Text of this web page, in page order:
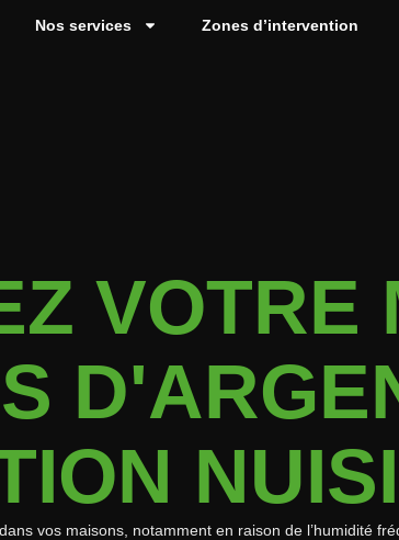
Nos services Zones d’intervention
VOTRE
vos maisons, notamment en raison de l’humidité